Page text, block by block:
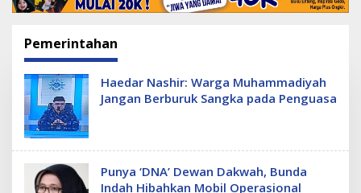
Pemerintahan
Haedar Nashir: Warga Muhammadiyah
Jangan Berburuk Sangka pada Penguasa
Punya ‘DNA’ Dewan Dakwah, Bunda
Indah Hibahkan Mobil Operasional